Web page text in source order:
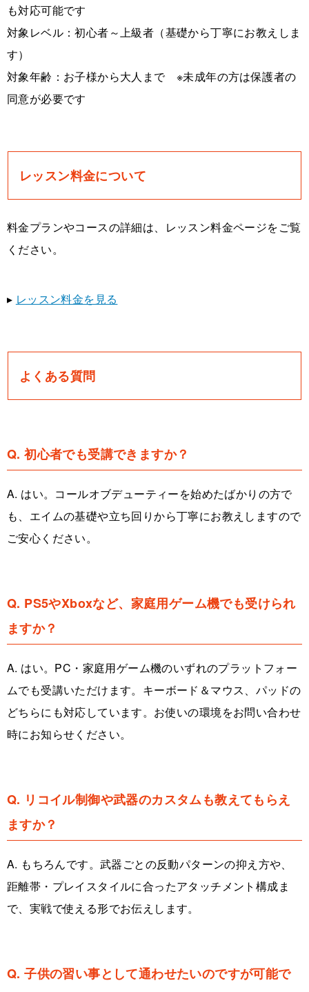
も対応可能です
対象レベル：初心者～上級者（基礎から丁寧にお教えしま
す）
対象年齢：お子様から大人まで ※未成年の方は保護者の
同意が必要です
レッスン料金について
料金プランやコースの詳細は、レッスン料金ページをご覧
ください。
▸ レッスン料金を見る
よくある質問
Q. 初心者でも受講できますか？
A. はい。コールオブデューティーを始めたばかりの方で
も、エイムの基礎や立ち回りから丁寧にお教えしますので
ご安心ください。
Q. PS5やXboxなど、家庭用ゲーム機でも受けられ
ますか？
A. はい。PC・家庭用ゲーム機のいずれのプラットフォー
ムでも受講いただけます。キーボード＆マウス、パッドの
どちらにも対応しています。お使いの環境をお問い合わせ
時にお知らせください。
Q. リコイル制御や武器のカスタムも教えてもらえ
ますか？
A. もちろんです。武器ごとの反動パターンの抑え方や、
距離帯・プレイスタイルに合ったアタッチメント構成ま
で、実戦で使える形でお伝えします。
Q. 子供の習い事として通わせたいのですが可能で